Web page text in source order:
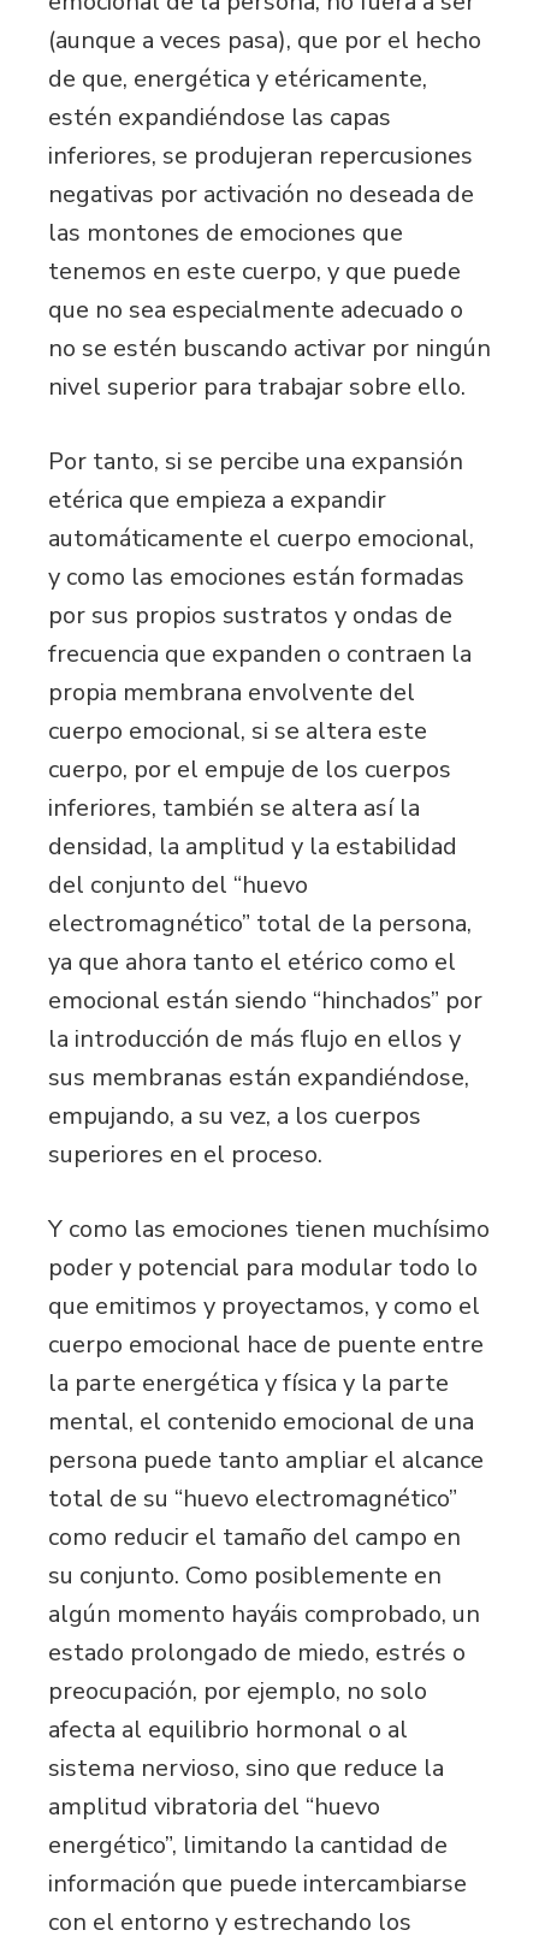
(aunque a veces pasa), que por el hecho
de que, energética y etéricamente,
estén expandiéndose las capas
inferiores, se produjeran repercusiones
negativas por activación no deseada de
las montones de emociones que
tenemos en este cuerpo, y que puede
que no sea especialmente adecuado o
no se estén buscando activar por ningún
nivel superior para trabajar sobre ello.
Por tanto, si se percibe una expansión
etérica que empieza a expandir
automáticamente el cuerpo emocional,
y como las emociones están formadas
por sus propios sustratos y ondas de
frecuencia que expanden o contraen la
propia membrana envolvente del
cuerpo emocional, si se altera este
cuerpo, por el empuje de los cuerpos
inferiores, también se altera así la
densidad, la amplitud y la estabilidad
del conjunto del “huevo
electromagnético” total de la persona,
ya que ahora tanto el etérico como el
emocional están siendo “hinchados” por
la introducción de más flujo en ellos y
sus membranas están expandiéndose,
empujando, a su vez, a los cuerpos
superiores en el proceso.
Y como las emociones tienen muchísimo
poder y potencial para modular todo lo
que emitimos y proyectamos, y como el
cuerpo emocional hace de puente entre
la parte energética y física y la parte
mental, el contenido emocional de una
persona puede tanto ampliar el alcance
total de su “huevo electromagnético”
como reducir el tamaño del campo en
su conjunto. Como posiblemente en
algún momento hayáis comprobado, un
estado prolongado de miedo, estrés o
preocupación, por ejemplo, no solo
afecta al equilibrio hormonal o al
sistema nervioso, sino que reduce la
amplitud vibratoria del “huevo
energético”, limitando la cantidad de
información que puede intercambiarse
con el entorno y estrechando los